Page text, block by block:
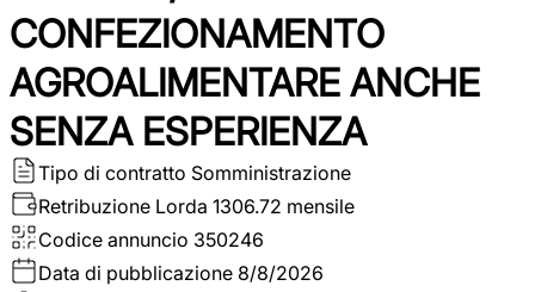
CONFEZIONAMENTO
AGROALIMENTARE ANCHE
SENZA ESPERIENZA
Tipo di contratto Somministrazione
Retribuzione Lorda 1306.72 mensile
Codice annuncio 350246
Data di pubblicazione 8/8/2026